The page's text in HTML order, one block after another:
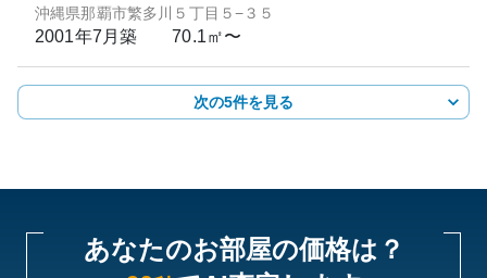
沖縄県那覇市繁多川５丁目５−３５
2001年7月築 70.1㎡〜
次の5件を見る
あなたのお部屋の価格は？